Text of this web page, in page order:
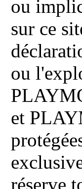
ou
sur ce
ou
et
réserve